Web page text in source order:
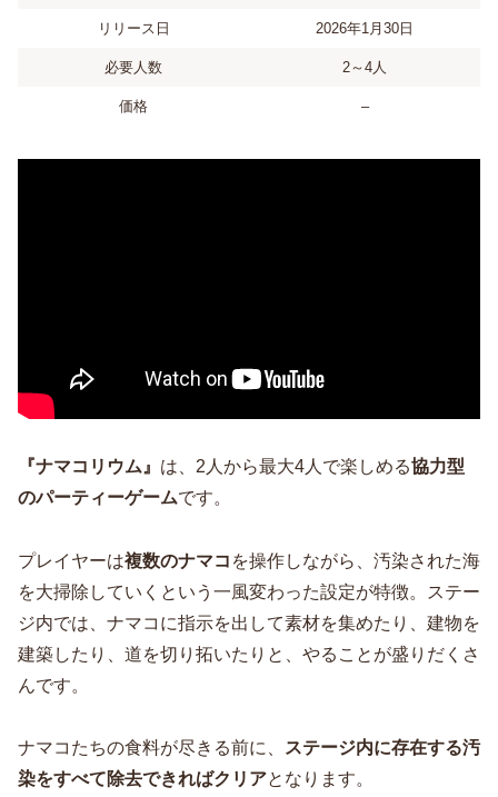
リリース日 2026年1月30日
必要人数 2～4人
価格 –
『ナマコリウム』 は、2人から最大4人で楽しめる協力型
のパーティーゲームです。
プレイヤーは複数のナマコ を操作しながら、汚染された海
を大掃除していくという一風変わった設定が特徴。ステー
ジ内では、ナマコに指示を出して素材を集めたり、建物を
建築したり、道を切り拓いたりと、やることが盛りだくさ
んです。
ナマコたちの食料が尽きる前に、 ステージ内に存在する汚
染をすべて除去できればクリアとなります。